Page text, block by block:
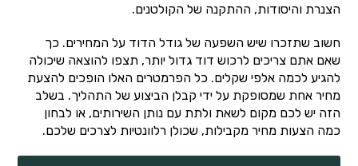
הצנרת והיסודות, ההתקנה של הקולטנים.
חשוב שתזכרו שיש השפעה של גודל הדוד על המחירים. כך
שאם אתם צריכים לרכוש דוד גדול יותר, תצפו להוצאה שיכולה
להגיע לכמה אלפי שקלים. כל הפרמטרים האלו הופכים להצעת
מחיר אחת שמסופקת על ידי קבלן הביצוע של התהליך. בשלב
הזה יש לכם מקום לשאת ולתת עם נותן השירותים, או לבחון
כמה הצעות מחיר מקבילות, שכולן רלוונטיות לצרכים שלכם.